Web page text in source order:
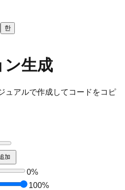
한
ン生成
ュアルで作成してコードをコピ
加
0%
100%